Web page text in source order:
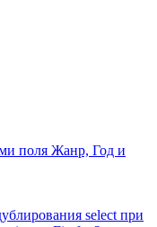
поля Жанр, Год и
select при